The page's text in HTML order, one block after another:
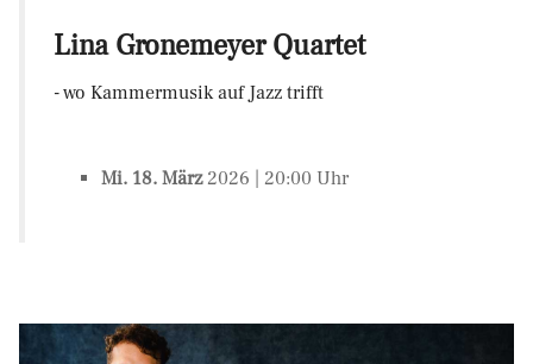
Lina Gronemeyer Quartet
- wo Kammermusik auf Jazz trifft
Mi. 18. März2026 | 20:00 Uhr